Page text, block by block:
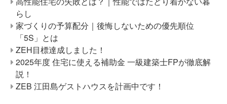
らし
家づくりの予算配分｜後悔しないための優先順位
「5S」とは
ZEH目標達成しました！
2025年度 住宅に使える補助金 一級建築士FPが徹底解
説！
ZEB 江田島ゲストハウスを計画中です！